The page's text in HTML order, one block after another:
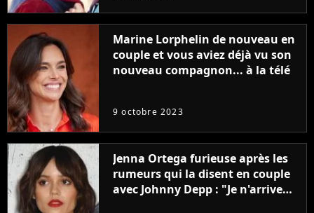
Marine Lorphelin de nouveau en
couple et vous aviez déjà vu son
nouveau compagnon... à la télé
9 octobre 2023
Jenna Ortega furieuse après les
rumeurs qui la disent en couple
avec Johnny Depp : "Je n'arrive